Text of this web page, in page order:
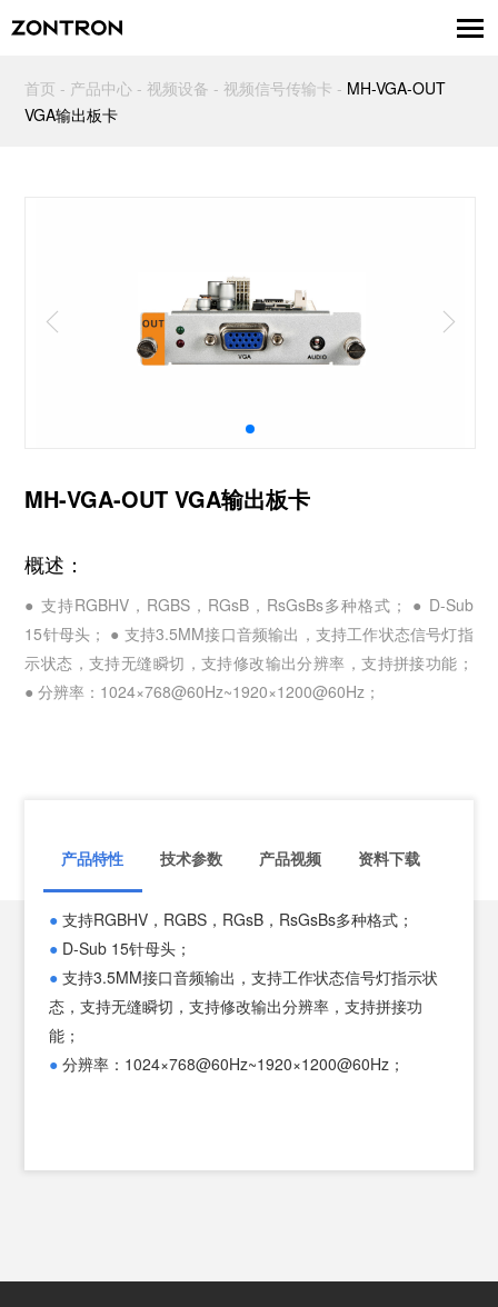
首页 - 产品中心 -视频设备 -视频信号传输卡 - MH-VGA-OUT
VGA输出板卡
MH-VGA-OUT VGA输出板卡
概述：
● 支持RGBHV，RGBS，RGsB，RsGsBs多种格式； ● D-Sub
15针母头； ● 支持3.5MM接口音频输出，支持工作状态信号灯指
示状态，支持无缝瞬切，支持修改输出分辨率，支持拼接功能；
● 分辨率：1024×768@60Hz~1920×1200@60Hz；
产品特性 技术参数 产品视频 资料下载
●支持RGBHV，RGBS，RGsB，RsGsBs多种格式；
● D-Sub 15针母头；
●支持3.5MM接口音频输出，支持工作状态信号灯指示状
态，支持无缝瞬切，支持修改输出分辨率，支持拼接功
能；
●分辨率：1024×768@60Hz~1920×1200@60Hz；